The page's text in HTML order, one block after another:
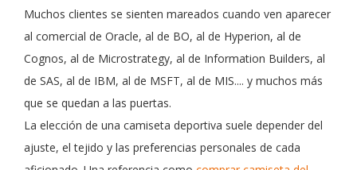
Muchos clientes se sienten mareados cuando ven aparecer
al comercial de Oracle, al de BO, al de Hyperion, al de
Cognos, al de Microstrategy, al de Information Builders, al
de SAS, al de IBM, al de MSFT, al de MIS.... y muchos más
que se quedan a las puertas.
La elección de una camiseta deportiva suele depender del
ajuste, el tejido y las preferencias personales de cada